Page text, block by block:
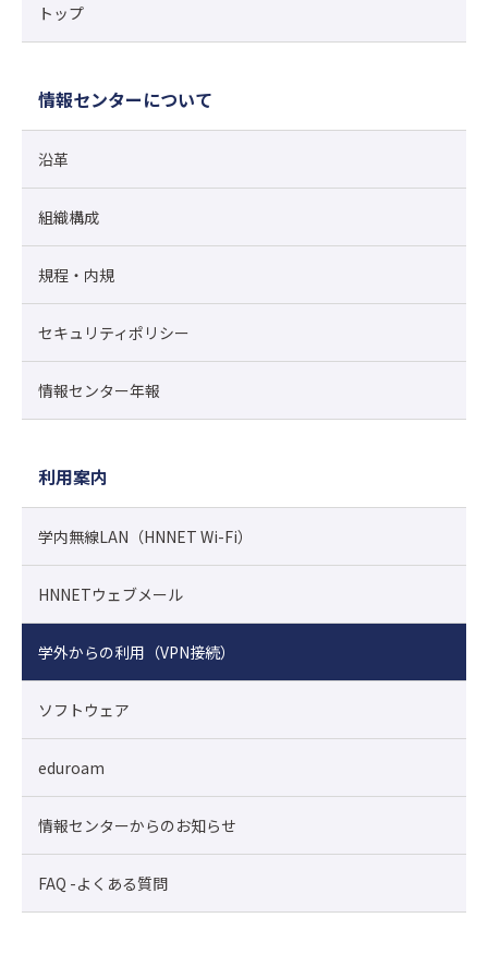
トップ
情報センターについて
沿革
組織構成
規程・内規
セキュリティポリシー
情報センター年報
利用案内
学内無線LAN（HNNET Wi-Fi）
HNNETウェブメール
学外からの利用（VPN接続）
ソフトウェア
eduroam
情報センターからのお知らせ
FAQ -よくある質問